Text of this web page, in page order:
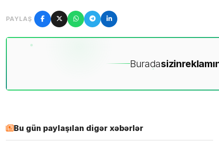
PAYLAŞ
Buradasizin
Bu gün paylaşılan digər xəbərlər